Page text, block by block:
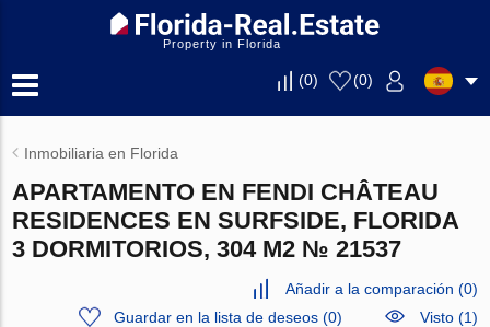
Property in Florida
(0) (0)
Inmobiliaria en Florida
APARTAMENTO EN FENDI CHÂTEAU
RESIDENCES EN SURFSIDE, FLORIDA
3 DORMITORIOS, 304 M2 № 21537
Añadir a la comparación (0)
Guardar en la lista de deseos(0)
Visto (1)